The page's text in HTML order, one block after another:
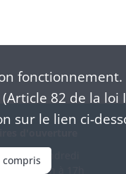
au vendredi
de 9h à 17h
82 de la
sur le lien ci-
compris